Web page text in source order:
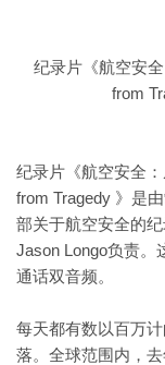
纪录片《航空安
from
纪录片《航空安全
from Tragedy 》是
部关于航空安全的
Jason Longo负责。
通话双音频。
每天都有数以百万
落。全球范围内，